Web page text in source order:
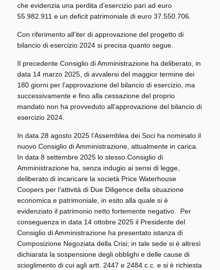
che evidenzia una perdita d’esercizio pari ad euro
55.982.911 e un deficit patrimoniale di euro 37.550.706.
Con riferimento all’iter di approvazione del progetto di
bilancio di esercizio 2024 si precisa quanto segue.
Il precedente Consiglio di Amministrazione ha deliberato, in
data 14 marzo 2025, di avvalersi del maggior termine dei
180 giorni per l'approvazione del bilancio di esercizio, ma
successivamente e fino alla cessazione del proprio
mandato non ha provveduto all’approvazione del bilancio di
esercizio 2024.
In data 28 agosto 2025 l’Assemblea dei Soci ha nominato il
nuovo Consiglio di Amministrazione, attualmente in carica.
In data 8 settembre 2025 lo stesso Consiglio di
Amministrazione ha, senza indugio ai sensi di legge,
deliberato di incaricare la società Price Waterhouse
Coopers per l’attività di Due Diligence della situazione
economica e patrimoniale, in esito alla quale si è
evidenziato il patrimonio netto fortemente negativo. Per
conseguenza in data 14 ottobre 2025 il Presidente del
Consiglio di Amministrazione ha presentato istanza di
Composizione Negoziata della Crisi; in tale sede si è altresì
dichiarata la sospensione degli obblighi e delle cause di
scioglimento di cui agli artt. 2447 e 2484 c.c. e si è richiesta